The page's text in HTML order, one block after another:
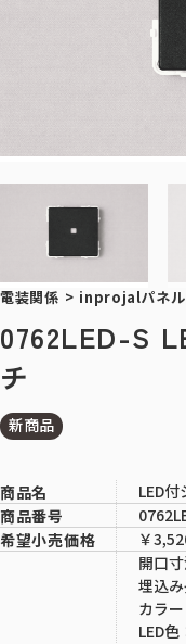
電装関係 > inprojalパネル
0762LED-S
チ
新商品
商品名
LED
商品番号
希望小売価格
￥
開口
埋込
カラ
LED